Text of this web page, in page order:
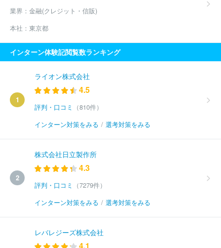
業界： 金融(クレジット・信販)
本社： 東京都
インターン体験記閲覧数ランキング
1
ライオン株式会社
4.5
評判・口コミ
（810件）
インターン対策をみる / 選考対策をみる
2
株式会社日立製作所
4.3
評判・口コミ
（7279件）
インターン対策をみる / 選考対策をみる
レバレジーズ株式会社